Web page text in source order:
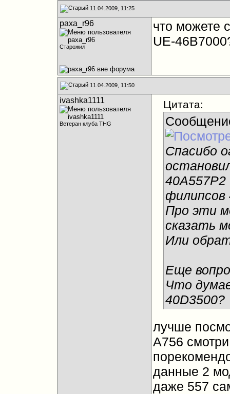
11.04.2009, 11:25
paxa_r96
Старожил
что можете
UE-
11.04.2009, 11:50
ivashka1111
Ветеран клуба THG
Цитата:
Спасибо
40A557P2
филипсов
Про эти
сказать
Или
Еще
Что
40D3500?
лучше
А756
данные 2
даже 557